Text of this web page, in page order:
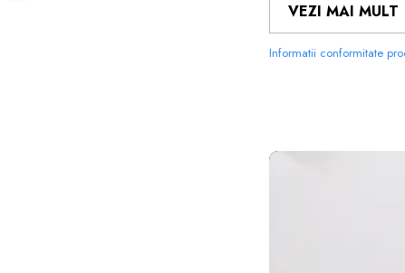
PE
VEZI MAI MULT
Informatii conformitate